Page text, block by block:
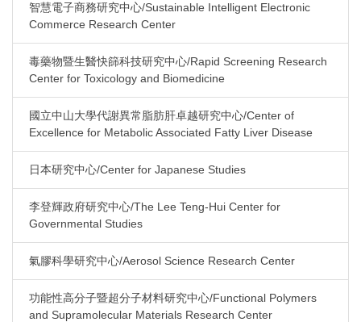
智慧電子商務研究中心/Sustainable Intelligent Electronic
Commerce Research Center
毒藥物暨生醫快篩科技研究中心/Rapid Screening Research
Center for Toxicology and Biomedicine
國立中山大學代謝異常脂肪肝卓越研究中心/Center of
Excellence for Metabolic Associated Fatty Liver Disease
日本研究中心/Center for Japanese Studies
李登輝政府研究中心/The Lee Teng-Hui Center for
Governmental Studies
氣膠科學研究中心/Aerosol Science Research Center
功能性高分子暨超分子材料研究中心/Functional Polymers
and Supramolecular Materials Research Center